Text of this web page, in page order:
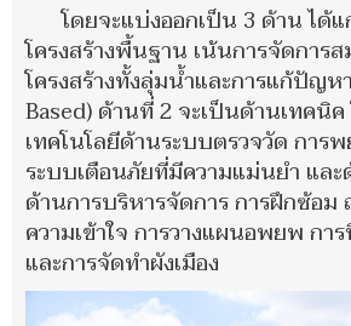
โดยจะแบ่งออกเป็น 3 ด้าน ได้
โครงสร้างพื้นฐาน เน้นการจัดการ
โครงสร้างทั้งลุ่มน้ำและการแก้ปัญ
Based) ด้านที่ 2 จะเป็นด้านเทคนิค
เทคโนโลยีด้านระบบตรวจวัด การ
ระบบเตือนภัยที่มีความแม่นยำ แล
ด้านการบริหารจัดการ การฝึกซ้อม
ความเข้าใจ การวางแผนอพยพ ก
และการจัดทำผังเมือง